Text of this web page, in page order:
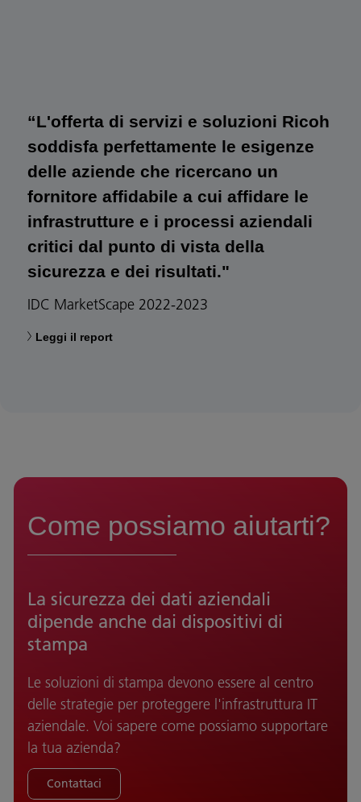
“L'offerta di servizi e soluzioni Ricoh
soddisfa perfettamente le esigenze
delle aziende che ricercano un
fornitore affidabile a cui affidare le
infrastrutture e i processi aziendali
critici dal punto di vista della
sicurezza e dei risultati."
IDC MarketScape 2022-2023
Leggi il report
Come possiamo aiutarti?
La sicurezza dei dati aziendali
dipende anche dai dispositivi di
stampa
Le soluzioni di stampa devono essere al centro
delle strategie per proteggere l'infrastruttura IT
aziendale. Voi sapere come possiamo supportare
la tua azienda?
Contattaci